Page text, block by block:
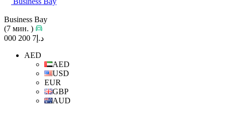
Business Bay
(7 мин. )
د.إ7 200 000
AED
AED
USD
EUR
GBP
AUD